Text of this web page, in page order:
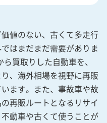
値のない、古くて多走行
はまだまだ需要がありま
買取りした自動車を、
、海外相場を視野に再販
ます。また、事故車や故
再販ルートとなるリサイ
動車や古くて使うことが